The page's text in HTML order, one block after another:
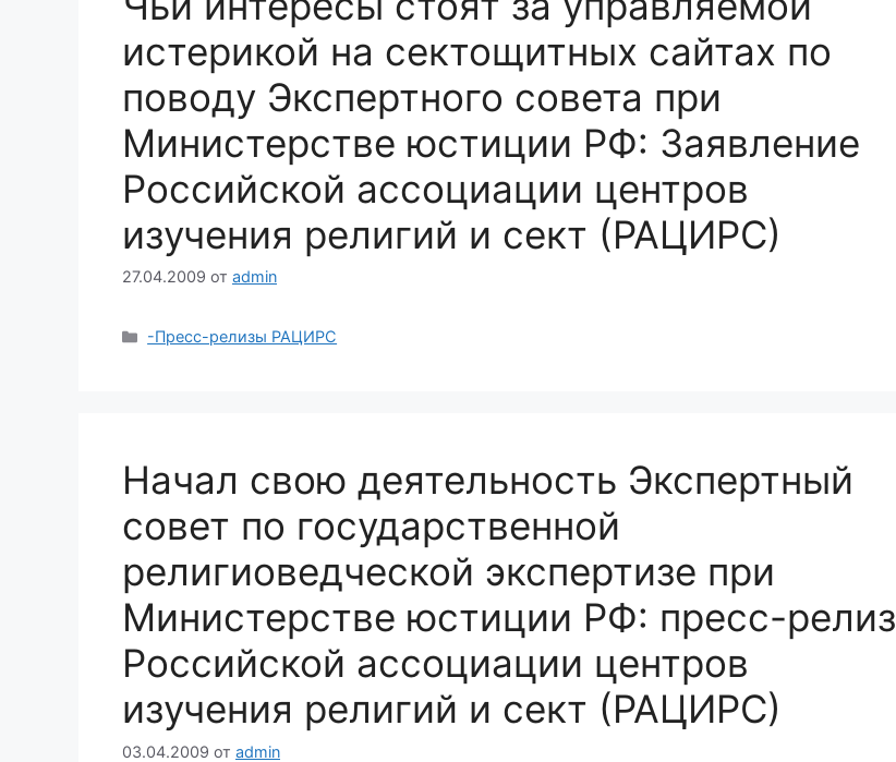
истерикой на сектощитных сайтах по
поводу Экспертного совета при
Министерстве юстиции РФ: Заявление
Российской ассоциации центров
изучения религий и сект (РАЦИРС)
27.04.2009 от admin
Рубрики
-Пресс-релизы РАЦИРС
Начал свою деятельность Экспертный
совет по государственной
религиоведческой экспертизе при
Министерстве юстиции РФ: пресс-релиз
Российской ассоциации центров
изучения религий и сект (РАЦИРС)
03.04.2009 от admin